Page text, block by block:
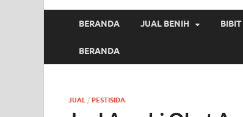
BERANDA JUAL BENIH
BERANDA
JUAL / PESTISIDA